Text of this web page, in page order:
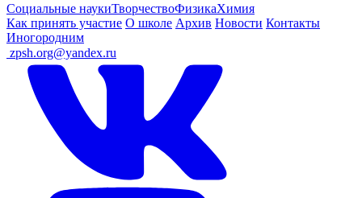
Социальные наукиТворчествоФизикаХимия
Как принять участие О школе Архив Новости Контакты
Иногородним
zpsh.org@yandex.ru